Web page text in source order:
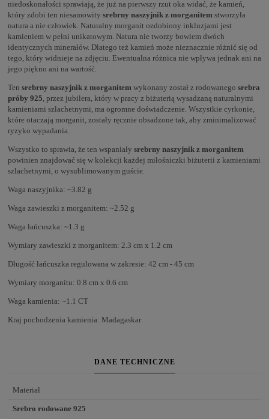
niedoskonałości sprawiają, że już na pierwszy rzut oka widać, że kamień,
który zdobi ten niesamowity srebrny naszyjnik z morganitem stworzyła
natura a nie człowiek. Naturalny morganit ozdobiony inkluzjami jest
kamieniem w pełni unikatowym. Natura nie tworzy bowiem dwóch
identycznych minerałów. Dlatego też kamień może nieznacznie różnić się od
tego, który widnieje na zdjęciu. Ewentualna różnica nie wpływa jednak ani na
jego piękno ani na wartość.
Ten srebrny naszyjnik z morganitem wykonany został z rodowanego srebra
próby 925 , przez jubilera, który w pracy z biżuterią wysadzaną naturalnymi
kamieniami szlachetnymi, ma ogromne doświadczenie. Wszystkie cyrkonie,
które otaczają morganit, zostały ręcznie obsadzone tak, aby zminimalizować
ryzyko wypadania.
Wszystko to sprawia, że ten wspaniały srebrny naszyjnik z morganitem
powinien znajdować się w kolekcji każdej miłośniczki biżuterii z kamieniami
szlachetnymi, o wysublimowanym guście.
Waga naszyjnika: ~3.82 g
Waga zawieszki z morganitem: ~2.52 g
Waga łańcuszka: ~1.3 g
Wymiary zawieszki z morganitem: 2.3 cm x 1.2 cm
Długość łańcuszka regulowana w zakresie: 42 cm - 45 cm
Wymiary morganitu: 0.8 cm x 0.6 cm
Waga kamienia: ~1.1 CT
Kraj pochodzenia kamienia: Madagaskar
DANE TECHNICZNE
Materiał
Srebro rodowane 925